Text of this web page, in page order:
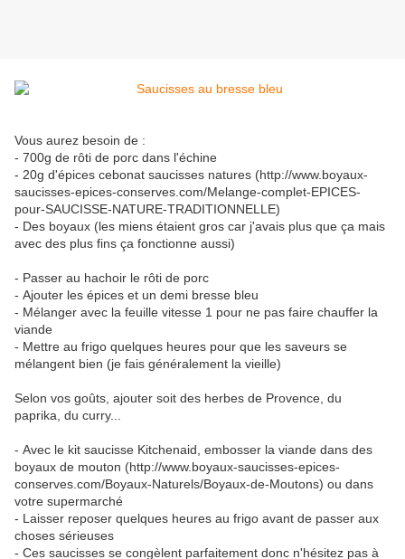
Vous aurez besoin de :
- 700g de rôti de porc dans l'échine
- 20g d'épices cebonat saucisses natures (http://www.boyaux-
saucisses-epices-conserves.com/Melange-complet-EPICES-
pour-SAUCISSE-NATURE-TRADITIONNELLE)
- Des boyaux (les miens étaient gros car j'avais plus que ça mais
avec des plus fins ça fonctionne aussi)
- Passer au hachoir le rôti de porc
- Ajouter les épices et un demi bresse bleu
- Mélanger avec la feuille vitesse 1 pour ne pas faire chauffer la
viande
- Mettre au frigo quelques heures pour que les saveurs se
mélangent bien (je fais généralement la vieille)
Selon vos goûts, ajouter soit des herbes de Provence, du
paprika, du curry...
- Avec le kit saucisse Kitchenaid, embosser la viande dans des
boyaux de mouton (http://www.boyaux-saucisses-epices-
conserves.com/Boyaux-Naturels/Boyaux-de-Moutons) ou dans
votre supermarché
- Laisser reposer quelques heures au frigo avant de passer aux
choses sérieuses
- Ces saucisses se congèlent parfaitement donc n'hésitez pas à